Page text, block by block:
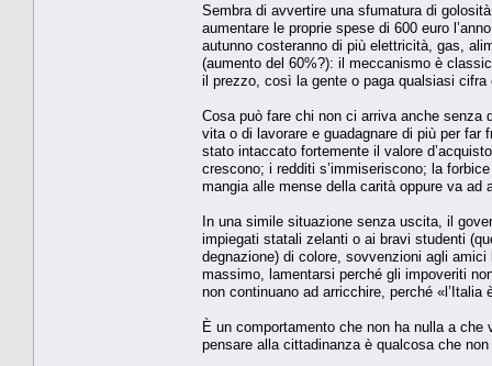
Sembra di avvertire una sfumatura di
aumentare le proprie spese di 600 euro
autunno costeranno di più elettricità, gas,
(aumento del 60%?): il meccanismo è
il prezzo, così la gente o paga qualsiasi cifra
Cosa può fare chi non ci arriva anche senza
vita o di lavorare e guadagnare di più per far
stato intaccato fortemente il valore
crescono; i redditi s’immiseriscono; la
mangia alle mense della carità oppure va
In una simile situazione senza uscita, il
impiegati statali zelanti o ai bravi studenti
degnazione) di colore, sovvenzioni agli
massimo, lamentarsi perché gli impoveriti
non continuano ad arricchire, perché «l’Italia
È un comportamento che non ha nulla a che
pensare alla cittadinanza è qualcosa che